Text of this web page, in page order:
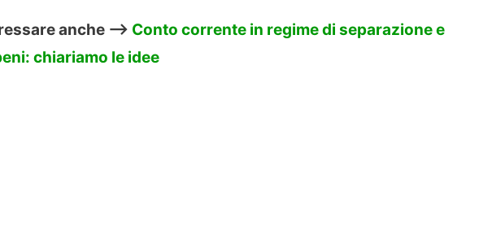
anche —-> Conto corrente in regime di separazione e
chiariamo le idee